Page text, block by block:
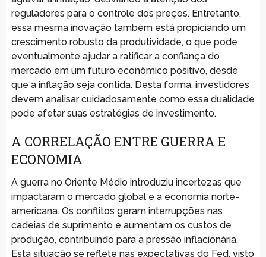
reguladores para o controle dos preços. Entretanto,
essa mesma inovação também está propiciando um
crescimento robusto da produtividade, o que pode
eventualmente ajudar a ratificar a confiança do
mercado em um futuro econômico positivo, desde
que a inflação seja contida. Desta forma, investidores
devem analisar cuidadosamente como essa dualidade
pode afetar suas estratégias de investimento.
A CORRELAÇÃO ENTRE GUERRA E
ECONOMIA
A guerra no Oriente Médio introduziu incertezas que
impactaram o mercado global e a economia norte-
americana. Os conflitos geram interrupções nas
cadeias de suprimento e aumentam os custos de
produção, contribuindo para a pressão inflacionária.
Esta situação se reflete nas expectativas do Fed, visto